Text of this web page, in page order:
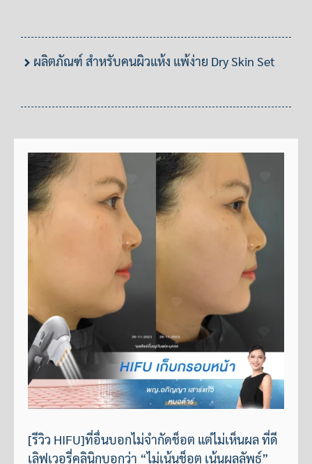
ผลิตภัณฑ์ สำหรับคนผิวแห้ง แพ้ง่าย Dry Skin Set
[รีวิว HIFU]ที่อื่นบอกไม่จำกัดช็อต แต่ไม่เห็นผล ที่ดี
เลิฟเวอรี่คลินิกบอกว่า “ไม่เน้นช็อต เน้นผลลัพธ์”